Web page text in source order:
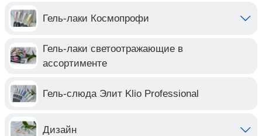
Гель-лаки Космопрофи
Гель-лаки светоотражающие в
ассортименте
Гель-слюда Элит Klio Professional
Дизайн